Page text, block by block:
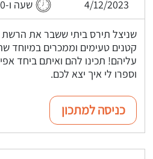
4/12/2023 שעה ו-30 דקות
שניצל תירס ביתי ששבר את הרשת
קטנים טעימים וממכרים במיוחד
עליהם! תכינו להם ואיתם ביחד
וספרו לי איך יצא לכם.
כניסה למתכון